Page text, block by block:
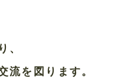
、
流を図ります。